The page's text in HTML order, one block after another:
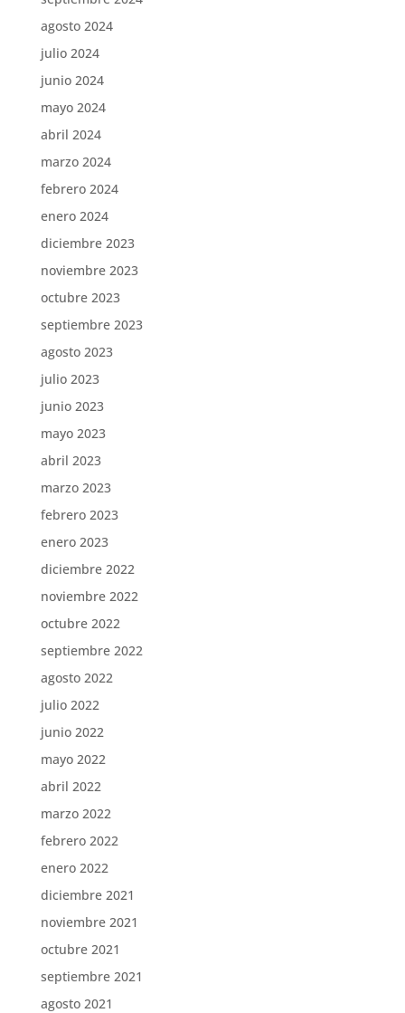
agosto 2024
julio 2024
junio 2024
mayo 2024
abril 2024
marzo 2024
febrero 2024
enero 2024
diciembre 2023
noviembre 2023
octubre 2023
septiembre 2023
agosto 2023
julio 2023
junio 2023
mayo 2023
abril 2023
marzo 2023
febrero 2023
enero 2023
diciembre 2022
noviembre 2022
octubre 2022
septiembre 2022
agosto 2022
julio 2022
junio 2022
mayo 2022
abril 2022
marzo 2022
febrero 2022
enero 2022
diciembre 2021
noviembre 2021
octubre 2021
septiembre 2021
agosto 2021